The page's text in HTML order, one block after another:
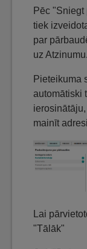
Pēc
tiek
par
uz Atzinumu.
Pieteikuma
automātiski
mainīt
Lai
"Tālāk"